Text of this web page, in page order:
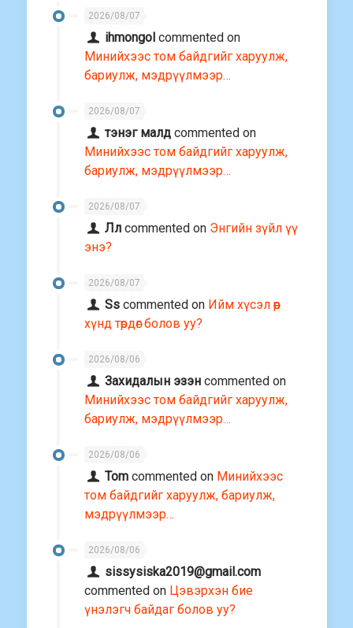
2026/08/07
ihmongol commented on
Минийхээс том байдгийг харуулж,
бариулж, мэдрүүлмээр…
2026/08/07
тэнэг малд commented on
Минийхээс том байдгийг харуулж,
бариулж, мэдрүүлмээр…
2026/08/07
Лл commented on Энгийн зүйл үү
энэ?
2026/08/07
Ss commented on Ийм хүсэл өөр
хүнд төрдөг болов уу?
2026/08/06
Захидалын эзэн commented on
Минийхээс том байдгийг харуулж,
бариулж, мэдрүүлмээр…
2026/08/06
Tom commented on Минийхээс
том байдгийг харуулж, бариулж,
мэдрүүлмээр…
2026/08/06
sissysiska2019@gmail.com
commented on Цэвэрхэн бие
үнэлэгч байдаг болов уу?